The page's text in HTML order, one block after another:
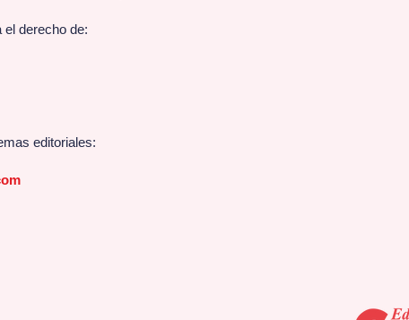
derecho de:
editoriales: